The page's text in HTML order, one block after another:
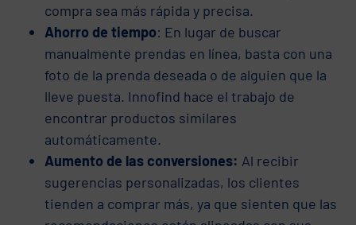
compra sea más rápida y precisa.
Ahorro de tiempo: En lugar de buscar
manualmente prendas en línea, basta con una
foto de la prenda deseada o de alguien que la
lleve puesta. Innofind hace el trabajo de
encontrar productos similares
automáticamente.
Aumento de las conversiones: Al recibir
sugerencias personalizadas, los clientes
tienden a comprar más, ya que sienten que las